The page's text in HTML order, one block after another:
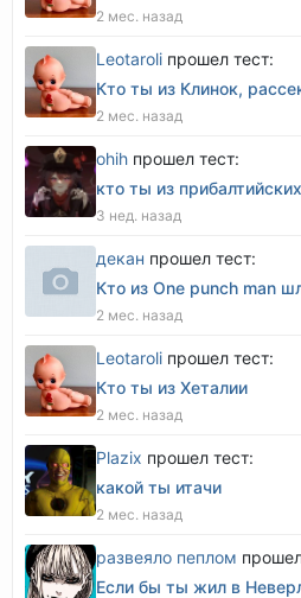
2 мес. назад
Leotaroli прошел тест:
Кто ты из Клинок,
2 мес. назад
оhih прошел тест:
кто ты из
3 нед. назад
декан прошел тест:
Кто из One punch man
2 мес. назад
Leotaroli прошел тест:
Кто ты из Хеталии
2 мес. назад
Plazix прошел тест:
какой ты итачи
2 мес. назад
развеяло пеплом
Если бы ты жил в